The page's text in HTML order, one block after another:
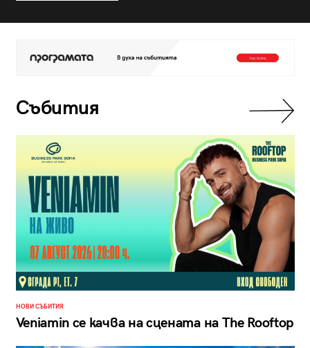
Събития
НОВИ СЪБИТИЯ
Veniamin се качва на сцената на The Rooftop